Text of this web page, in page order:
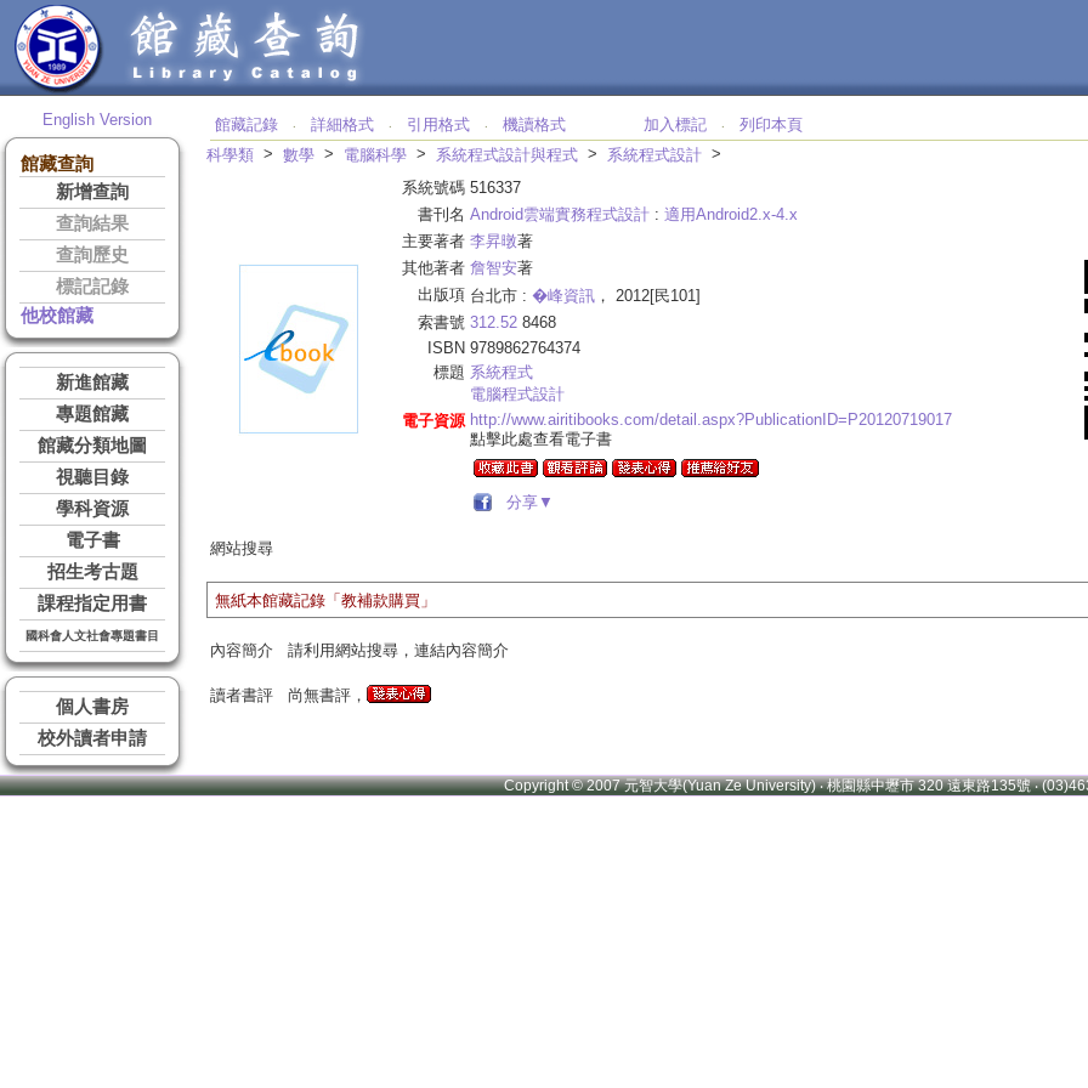
English Version
館藏查詢
新增查詢
查詢結果
查詢歷史
標記記錄
他校館藏
新進館藏
專題館藏
館藏分類地圖
視聽目錄
學科資源
電子書
招生考古題
課程指定用書
國科會人文社會專題書目
個人書房
校外讀者申請
館藏記錄 ‧ 詳細格式 ‧ 引用格式 ‧ 機讀格式 加入標記 ‧
列印本頁
科學類 > 數學 > 電腦科學 > 系統程式設計與程式 > 系統程式設計 >
系統號碼 516337
書刊名 Android雲端實務程式設計 : 適用Android2.x-4.x
主要著者 李昇暾著
其他著者 詹智安著
出版項 台北市 : �峰資訊 ， 2012[民101]
索書號 312.52 8468
ISBN 9789862764374
標題 系統程式
電腦程式設計
電子資源 http://www.airitibooks.com/detail.aspx?PublicationID=P20120719017
點擊此處查看電子書
分享▼
網站搜尋
無紙本館藏記錄「教補款購買」
內容簡介 請利用網站搜尋，連結內容簡介
讀者書評 尚無書評，
Copyright © 2007 元智大學(Yuan Ze University) ‧ 桃園縣中壢市 320 遠東路135號 ‧